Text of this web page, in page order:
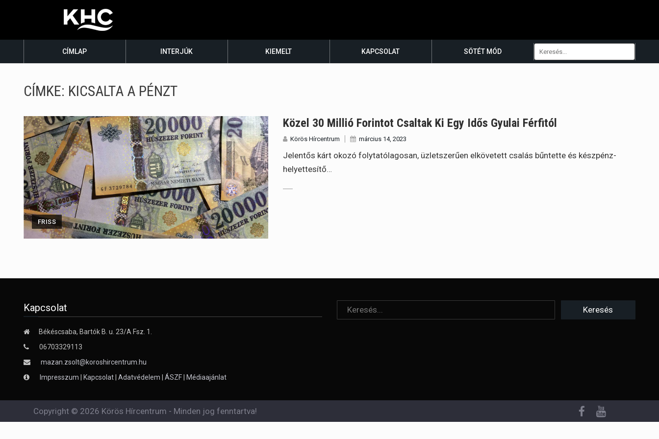
CÍMLAP INTERJÚK KIEMELT KAPCSOLAT SÖTÉT MÓD
CÍMKE: KICSALTA A PÉNZT
FRISS
Közel 30 Millió Forintot Csaltak Ki Egy Idős Gyulai Férfitól
Körös Hírcentrum március 14, 2023
Jelentős kárt okozó folytatólagosan, üzletszerűen elkövetett csalás bűntette és készpénz-
helyettesítő…
Kapcsolat
Békéscsaba, Bartók B. u. 23/A Fsz. 1.
06703329113
mazan.zsolt@koroshircentrum.hu
Impresszum | Kapcsolat| Adatvédelem | ÁSZF| Médiaajánlat
Copyright © 2026 Körös Hírcentrum - Minden jog fenntartva!